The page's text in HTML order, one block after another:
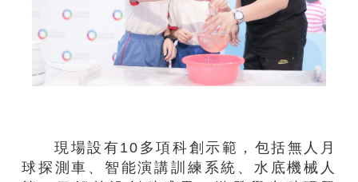
現場設有10多項科創示範，包括無人月
球探測車、智能演講訓練系統、水底機械人